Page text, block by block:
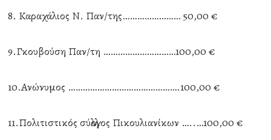
8. Καραχάλιος Ν. Παν/της…………………… 50,00 €
9.Γκουβούση Παν/τη …………………………100,00 €
10.Ανώνυμος ……………………………………….100,00 €
11.Πολιτιστικός σύλλογος Πικουλιανίκων …..…100,00 €